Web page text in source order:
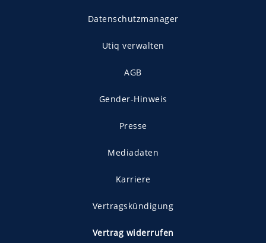
Datenschutzmanager
Utiq verwalten
AGB
Gender-Hinweis
Presse
Mediadaten
Karriere
Vertragskündigung
Vertrag widerrufen